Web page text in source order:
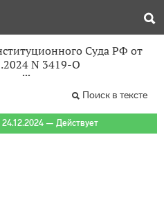
Суда РФ от
N 3419-О
Поиск в тексте
24.12.2024 — Действует